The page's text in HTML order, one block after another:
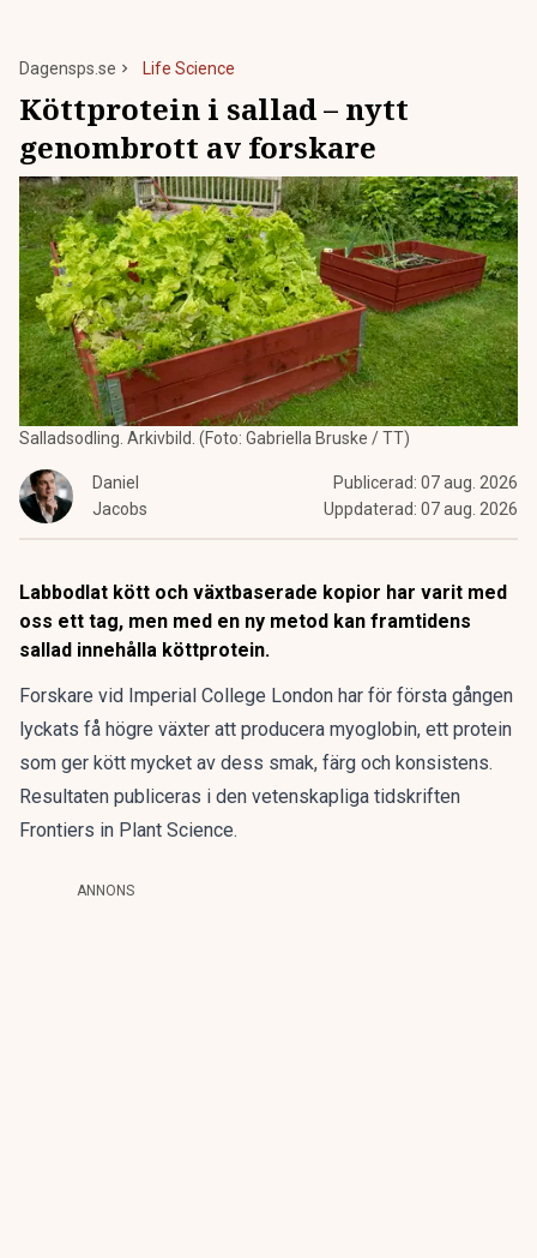
Dagensps.se Life Science
Köttprotein i sallad – nytt
genombrott av forskare
Salladsodling. Arkivbild. (Foto: Gabriella Bruske / TT)
Daniel
Jacobs
Publicerad: 07 aug. 2026
Uppdaterad: 07 aug. 2026
Labbodlat kött och växtbaserade kopior har varit med
oss ett tag, men med en ny metod kan framtidens
sallad innehålla köttprotein.
Forskare vid Imperial College London har för första gången
lyckats få högre växter att producera myoglobin, ett protein
som ger kött mycket av dess smak, färg och konsistens.
Resultaten publiceras i den vetenskapliga tidskriften
Frontiers in Plant Science.
ANNONS